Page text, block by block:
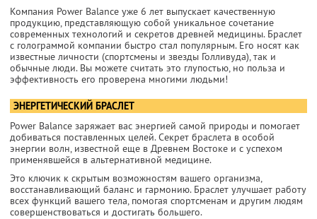
Компания Power Balance уже 6 лет выпускает качественную
продукцию, представляющую собой уникальное сочетание
современных технологий и секретов древней медицины. Браслет
с голограммой компании быстро стал популярным. Его носят как
известные личности (спортсмены и звезды Голливуда), так и
обычные люди. Вы можете считать это глупостью, но польза и
эффективность его проверена многими людьми!
ЭНЕРГЕТИЧЕСКИЙ БРАСЛЕТ
Power Balance заряжает вас энергией самой природы и помогает
добиваться поставленных целей. Секрет браслета в особой
энергии волн, известной еще в Древнем Востоке и с успехом
применявшейся в альтернативной медицине.
Это ключик к скрытым возможностям вашего организма,
восстанавливающий баланс и гармонию. Браслет улучшает работу
всех функций вашего тела, помогая спортсменам и другим людям
совершенствоваться и достигать большего.